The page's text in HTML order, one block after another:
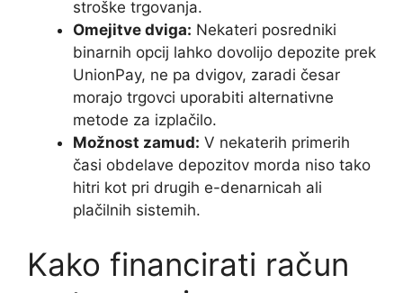
stroške trgovanja.
Omejitve dviga: Nekateri posredniki
binarnih opcij lahko dovolijo depozite prek
UnionPay, ne pa dvigov, zaradi česar
morajo trgovci uporabiti alternativne
metode za izplačilo.
Možnost zamud: V nekaterih primerih
časi obdelave depozitov morda niso tako
hitri kot pri drugih e-denarnicah ali
plačilnih sistemih.
Kako financirati račun